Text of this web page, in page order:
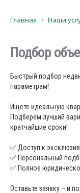
Главная Наши
Подбор
Быстрый подбор
параметрам!
Ищете идеальную
Подберем лучший
кратчайшие сроки!
✅ Доступ к
✅ Персональный
✅ Полное
Оставьте заявку – и